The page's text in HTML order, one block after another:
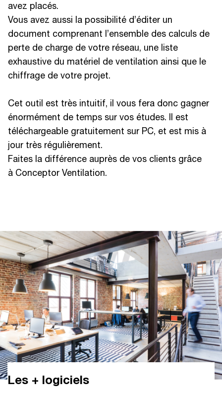
avez placés.
Vous avez aussi la possibilité d’éditer un
document comprenant l’ensemble des calculs de
perte de charge de votre réseau, une liste
exhaustive du matériel de ventilation ainsi que le
chiffrage de votre projet.
Cet outil est très intuitif, il vous fera donc gagner
énormément de temps sur vos études. Il est
téléchargeable gratuitement sur PC, et est mis à
jour très régulièrement.
Faites la différence auprès de vos clients grâce
à Conceptor Ventilation.
Les + logiciels